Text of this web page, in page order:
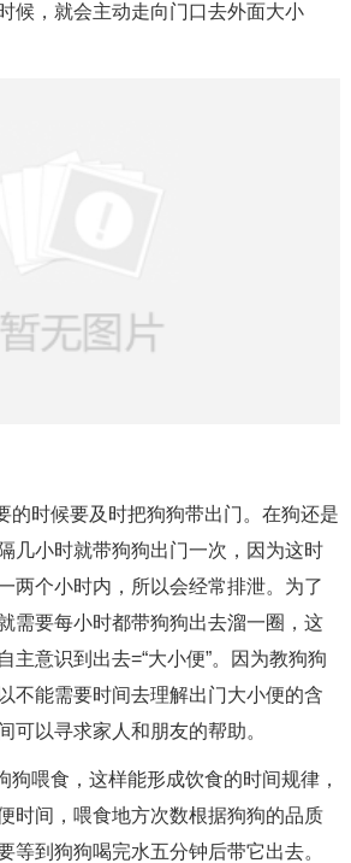
候，就会主动走向门口去外面大小
的时候要及时把狗狗带出门。在狗还是
几小时就带狗狗出门一次，因为这时
两个小时内，所以会经常排泄。为了
需要每小时都带狗狗出去溜一圈，这
主意识到出去=“大小便”。因为教狗狗
不能需要时间去理解出门大小便的含
可以寻求家人和朋友的帮助。
狗喂食，这样能形成饮食的时间规律，
时间，喂食地方次数根据狗狗的品质
等到狗狗喝完水五分钟后带它出去。